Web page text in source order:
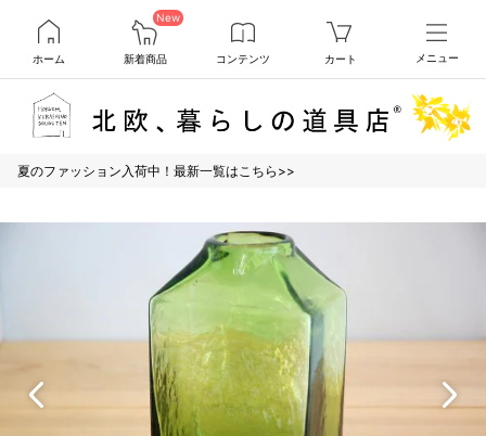
ホーム
New
新着商品 コンテンツ カート メニュー
夏のファッション入荷中！最新一覧はこちら>>